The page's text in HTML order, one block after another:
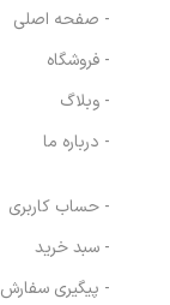
- صفحه اصلی
- فروشگاه
- وبلاگ
- درباره ما
- حساب کاربری
- سبد خرید
- پیگیری سفارش